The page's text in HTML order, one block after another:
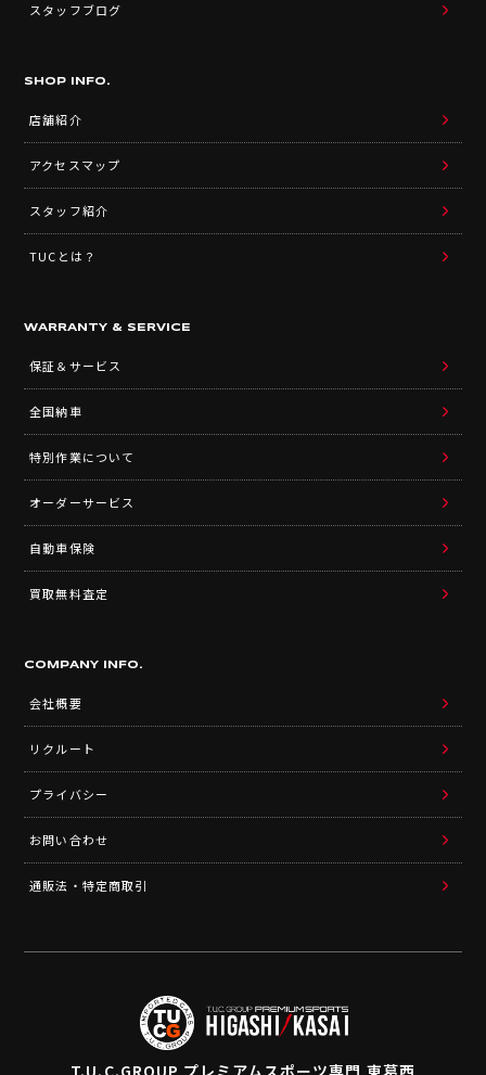
スタッフブログ
SHOP INFO.
店舗紹介
アクセスマップ
スタッフ紹介
TUCとは？
WARRANTY & SERVICE
保証＆サービス
全国納車
特別作業について
オーダーサービス
自動車保険
買取無料査定
COMPANY INFO.
会社概要
リクルート
プライバシー
お問い合わせ
通販法・特定商取引